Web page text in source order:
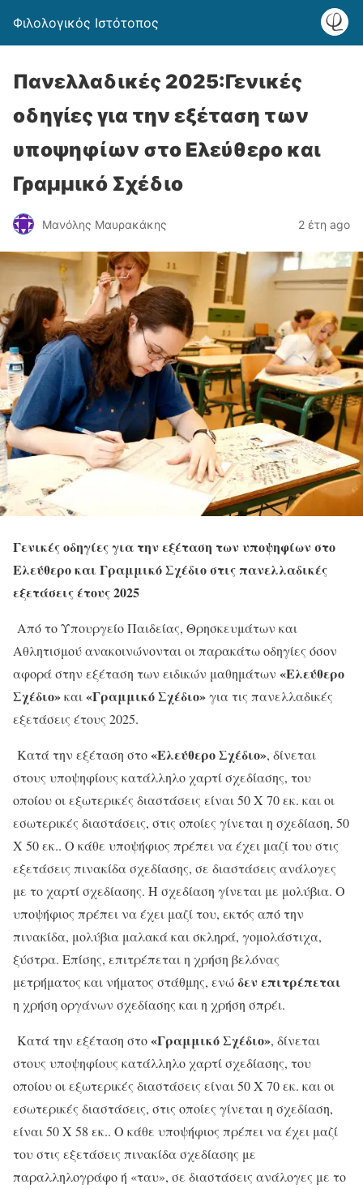
Φιλολογικός Ιστότοπος
Πανελλαδικές 2025:Γενικές
οδηγίες για την εξέταση των
υποψηφίων στο Ελεύθερο και
Γραμμικό Σχέδιο
Μανόλης Μαυρακάκης 2 έτη ago
Γενικές οδηγίες για την εξέταση των υποψηφίων στο
Ελεύθερο και Γραμμικό Σχέδιο στις πανελλαδικές
εξετάσεις έτους 2025
Από το Υπουργείο Παιδείας, Θρησκευμάτων και
Αθλητισμού ανακοινώνονται οι παρακάτω οδηγίες όσον
αφορά στην εξέταση των ειδικών μαθημάτων «Ελεύθερο
Σχέδιο»και«Γραμμικό Σχέδιο»για τις πανελλαδικές
εξετάσεις έτους 2025.
Κατά την εξέταση στο«Ελεύθερο Σχέδιο», δίνεται
στους υποψηφίους κατάλληλο χαρτί σχεδίασης, του
οποίου οι εξωτερικές διαστάσεις είναι 50 Χ 70 εκ. και οι
εσωτερικές διαστάσεις, στις οποίες γίνεται η σχεδίαση, 50
Χ 50 εκ.. Ο κάθε υποψήφιος πρέπει να έχει μαζί του στις
εξετάσεις πινακίδα σχεδίασης, σε διαστάσεις ανάλογες
με το χαρτί σχεδίασης. Η σχεδίαση γίνεται με μολύβια. Ο
υποψήφιος πρέπει να έχει μαζί του, εκτός από την
πινακίδα, μολύβια μαλακά και σκληρά, γομολάστιχα,
ξύστρα. Επίσης, επιτρέπεται η χρήση βελόνας
μετρήματος και νήματος στάθμης, ενώδεν επιτρέπεται
η χρήση οργάνων σχεδίασης και η χρήση σπρέι.
Κατά την εξέταση στο«Γραμμικό Σχέδιο», δίνεται
στους υποψηφίους κατάλληλο χαρτί σχεδίασης, του
οποίου οι εξωτερικές διαστάσεις είναι 50 Χ 70 εκ. και οι
εσωτερικές διαστάσεις, στις οποίες γίνεται η σχεδίαση,
είναι 50 Χ 58 εκ.. Ο κάθε υποψήφιος πρέπει να έχει μαζί
του στις εξετάσεις πινακίδα σχεδίασης με
παραλληλογράφο ή «ταυ», σε διαστάσεις ανάλογες με το